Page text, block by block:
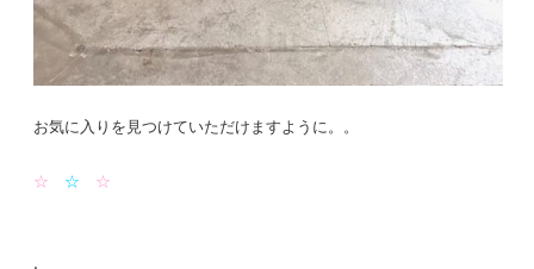
お気に入りを見つけていただけますように。。
☆ ☆ ☆
.